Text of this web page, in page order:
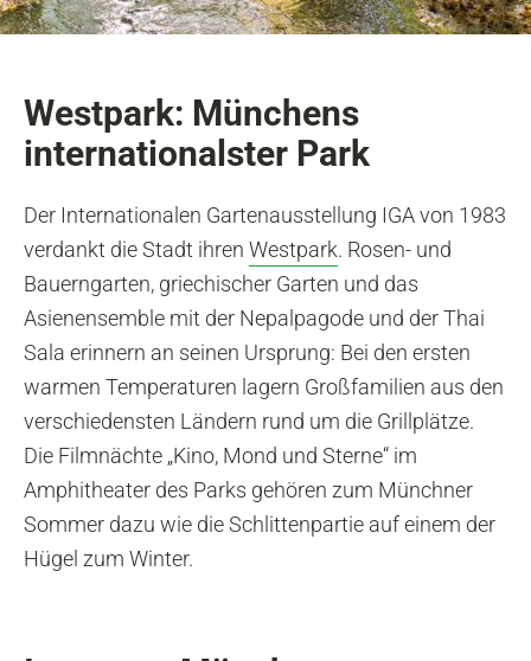
Westpark: Münchens
internationalster Park
Der Internationalen Gartenausstellung IGA von 1983
verdankt die Stadt ihren Westpark. Rosen- und
Bauerngarten, griechischer Garten und das
Asienensemble mit der Nepalpagode und der Thai
Sala erinnern an seinen Ursprung: Bei den ersten
warmen Temperaturen lagern Großfamilien aus den
verschiedensten Ländern rund um die Grillplätze.
Die Filmnächte „Kino, Mond und Sterne“ im
Amphitheater des Parks gehören zum Münchner
Sommer dazu wie die Schlittenpartie auf einem der
Hügel zum Winter.